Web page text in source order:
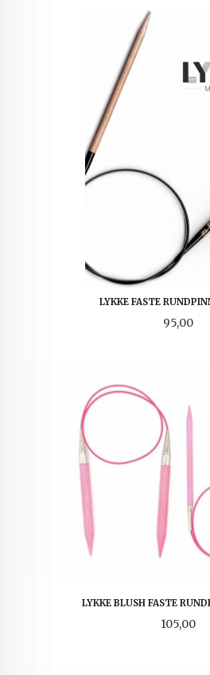
LYKKE FASTE
Pris
95,00
LYKKE BLUSH FASTE
Pris
105,00